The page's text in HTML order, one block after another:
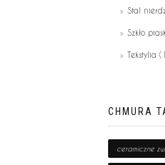
Stal
Szkło
Tekstylia
CHMURA
ceramiczne